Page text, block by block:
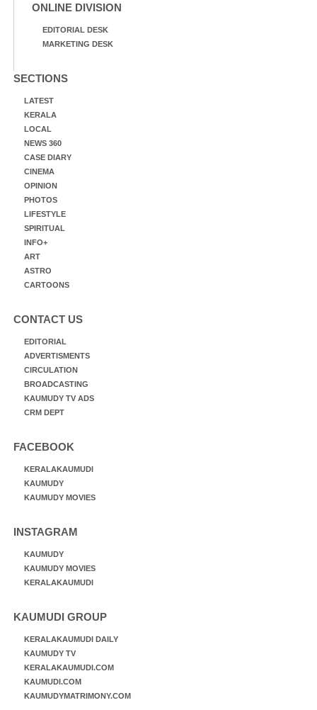
ONLINE DIVISION
EDITORIAL DESK
MARKETING DESK
SECTIONS
LATEST
KERALA
LOCAL
NEWS 360
CASE DIARY
CINEMA
OPINION
PHOTOS
LIFESTYLE
SPIRITUAL
INFO+
ART
ASTRO
CARTOONS
CONTACT US
EDITORIAL
ADVERTISMENTS
CIRCULATION
BROADCASTING
KAUMUDY TV ADS
CRM DEPT
FACEBOOK
KERALAKAUMUDI
KAUMUDY
KAUMUDY MOVIES
INSTAGRAM
KAUMUDY
KAUMUDY MOVIES
KERALAKAUMUDI
KAUMUDI GROUP
KERALAKAUMUDI DAILY
KAUMUDY TV
KERALAKAUMUDI.COM
KAUMUDI.COM
KAUMUDYMATRIMONY.COM